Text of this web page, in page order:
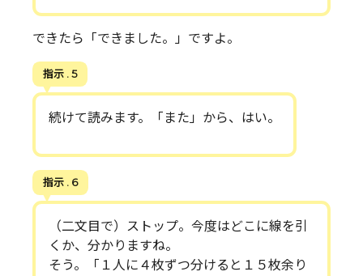
できたら「できました。」ですよ。
指示 . 5
続けて読みます。「また」から、はい。
指示 . 6
（二文目で）ストップ。今度はどこに線を引
くか、分かりますね。
そう。「１人に４枚ずつ分けると１５枚余り